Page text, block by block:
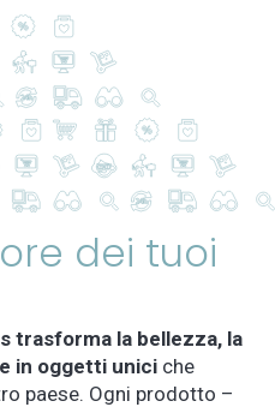
dei tuoi
trasforma la bellezza, la
in oggetti unici che
paese. Ogni prodotto –